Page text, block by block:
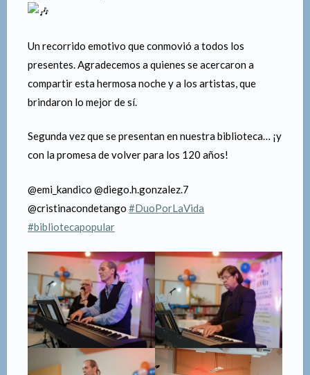
Un recorrido emotivo que conmovió a todos los
presentes. Agradecemos a quienes se acercaron a
compartir esta hermosa noche y a los artistas, que
brindaron lo mejor de sí.
Segunda vez que se presentan en nuestra biblioteca… ¡y
con la promesa de volver para los 120 años!
@emi_kandico @diego.h.gonzalez.7
@cristinacondetango #DuoPorLaVida
#bibliotecapopular